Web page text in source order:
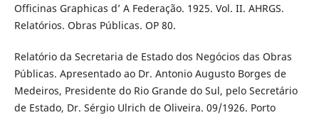
Officinas Graphicas d’ A Federação. 1925. Vol. II. AHRGS.
Relatórios. Obras Públicas. OP 80.
Relatório da Secretaria de Estado dos Negócios das Obras
Públicas. Apresentado ao Dr. Antonio Augusto Borges de
Medeiros, Presidente do Rio Grande do Sul, pelo Secretário
de Estado, Dr. Sérgio Ulrich de Oliveira. 09/1926. Porto